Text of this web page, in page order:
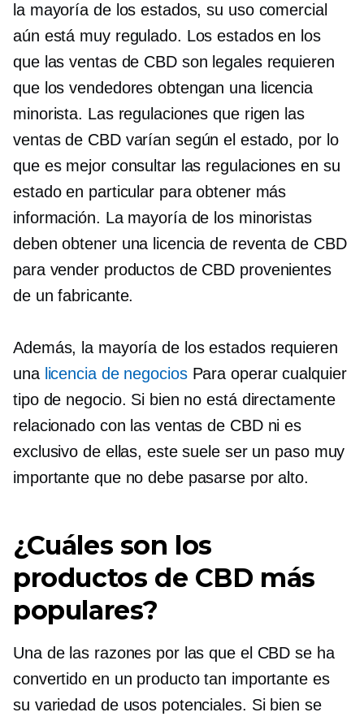
la mayoría de los estados, su uso comercial
aún está muy regulado. Los estados en los
que las ventas de CBD son legales requieren
que los vendedores obtengan una licencia
minorista. Las regulaciones que rigen las
ventas de CBD varían según el estado, por lo
que es mejor consultar las regulaciones en su
estado en particular para obtener más
información. La mayoría de los minoristas
deben obtener una licencia de reventa de CBD
para vender productos de CBD provenientes
de un fabricante.
Además, la mayoría de los estados requieren
una licencia de negociosPara operar cualquier
tipo de negocio. Si bien no está directamente
relacionado con las ventas de CBD ni es
exclusivo de ellas, este suele ser un paso muy
importante que no debe pasarse por alto.
¿Cuáles son los
productos de CBD más
populares?
Una de las razones por las que el CBD se ha
convertido en un producto tan importante es
su variedad de usos potenciales. Si bien se